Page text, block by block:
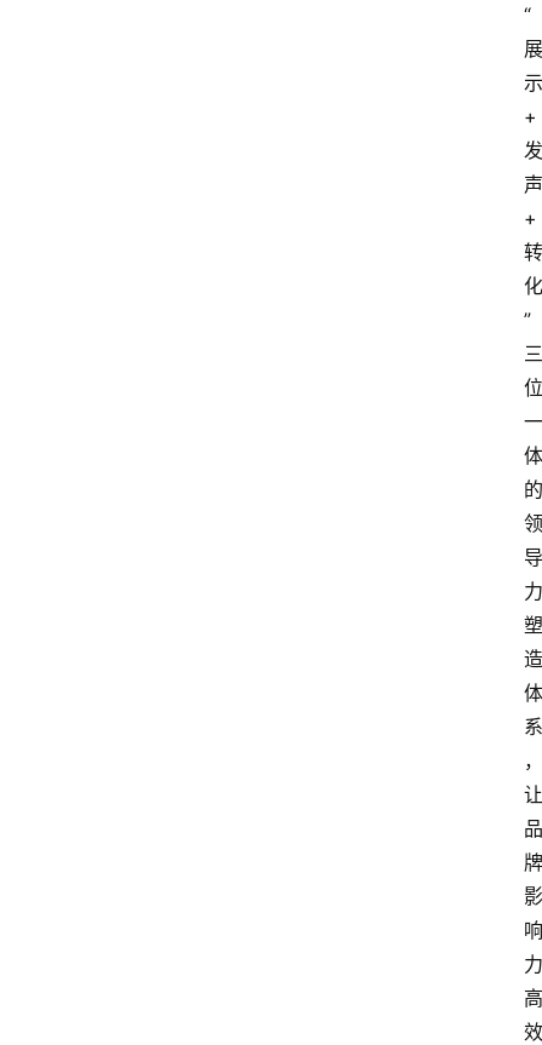
“
展
示
+
发
声
+
转
化
”
三
位
一
体
的
领
导
力
塑
造
体
系
，
让
品
牌
影
响
力
高
效